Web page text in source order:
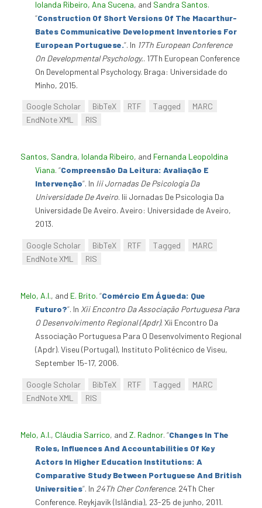
Iolanda Ribeiro, Ana Sucena, and Sandra Santos.
“Construction Of Short Versions Of The Macarthur-
Bates Communicative Development Inventories For
European Portuguese.”. In 17Th European Conference
On Developmental Psychology.. 17Th European Conference
On Developmental Psychology. Braga: Universidade do
Minho, 2015.
Google Scholar BibTeX RTF Tagged
MARC
EndNote XML
RIS
Santos, Sandra, Iolanda Ribeiro, and Fernanda Leopoldina
Viana. “Compreensão Da Leitura: Avaliação E
Intervenção”. In Iii Jornadas De Psicologia Da
Universidade De Aveiro. Iii Jornadas De Psicologia Da
Universidade De Aveiro. Aveiro: Universidade de Aveiro,
2013.
Google Scholar BibTeX RTF Tagged
MARC
EndNote XML
RIS
Melo, A.I., and E. Brito. “Comércio Em Águeda: Que
Futuro?”. In Xii Encontro Da Associação Portuguesa Para
O Desenvolvimento Regional (Apdr). Xii Encontro Da
Associação Portuguesa Para O Desenvolvimento Regional
(Apdr). Viseu (Portugal), Instituto Politécnico de Viseu,
September 15-17, 2006.
Google Scholar BibTeX RTF Tagged
MARC
EndNote XML
RIS
Melo, A.I., Cláudia Sarrico, and Z. Radnor. “Changes In The
Roles, Influences And Accountabilities Of Key
Actors In Higher Education Institutions: A
Comparative Study Between Portuguese And British
Universities”. In 24Th Cher Conference. 24Th Cher
Conference. Reykjavik (Islândia), 23-25 de junho, 2011.